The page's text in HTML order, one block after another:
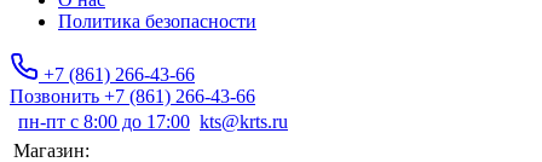
Политика безопасности
+7 (861) 266-43-66
Позвонить +7 (861) 266-43-66
пн-пт с 8:00 до 17:00 kts@krts.ru
Магазин: